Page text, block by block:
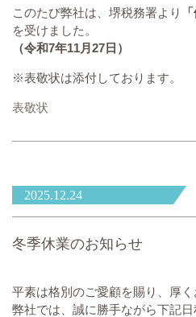
このたび弊社は、堺税務署より
を受けました。
（令和7年11月27日）
※表敬状は添付しております。
表敬状
2025.12.24
冬季休業のお知らせ
平素は格別のご愛顧を賜り、厚く
弊社では、誠に勝手ながら下記